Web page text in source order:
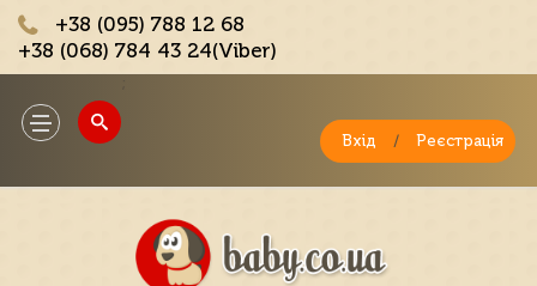
+38 (095) 788 12 68
+38 (068) 784 43 24(Viber)
Toggle
navigation
Вхід / Реєстрація